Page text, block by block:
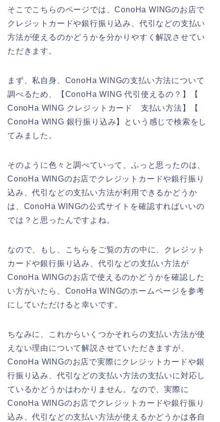
そこでこちらのページでは、ConoHa WINGのお店で
クレジットカードや銀行振り込み、代引などの支払い
方法が使えるのかどうかを分かりやすく解説させてい
ただきます。
まず、私自身、ConoHa WINGの支払い方法について
調べるため、【ConoHa WING 代引使えるの？】【
ConoHa WING クレジットカード 支払い方法】【
ConoHa WING 銀行振り込み】という感じで検索をし
てみました。
そのように色々と調べていって、ふっと思ったのは、
ConoHa WINGのお店でクレジットカードや銀行振り
込み、代引などの支払い方法が利用できるかどうか
は、ConoHa WINGの公式サイトを確認すればいいの
では？と思ったんですよね。
なので、もし、こちらをご覧の方の中に、クレジット
カードや銀行振り込み、代引などの支払い方法が
ConoHa WINGのお店で使えるのかどうかを確認した
い方がいたら、ConoHa WINGのホームページを参考
にしていただけると幸いです。
ちなみに、これからいくつかそれらの支払い方法が使
えない理由について解説させていただきますが、
ConoHa WINGのお店で実際にクレジットカードや銀
行振り込み、代引などの支払い方法の支払いに対応し
ているかどうかはわかりません。なので、実際に
ConoHa WINGのお店でクレジットカードや銀行振り
込み、代引などの支払い方法が使えるかどうかは各自